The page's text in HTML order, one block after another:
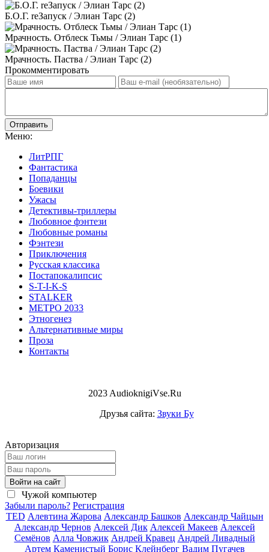
Б.О.Г. reЗапуск / Элиан Тарс (2)
Мрачность. Отблеск Тьмы / Элиан Тарс (1)
Мрачность. Паства / Элиан Тарс (2)
Прокомментировать
Отправить
Меню:
ЛитРПГ
Фантастика
Попаданцы
Боевики
Ужасы
Детективы-триллеры
Любовное фэнтези
Любовные романы
Фэнтези
Приключения
Русская классика
Постапокалипсис
S-T-I-K-S
STALKER
МЕТРО 2033
Этногенез
Альтернативные миры
Проза
Контакты
2023 AudioknigiVse.Ru
Друзья сайта: Звуки Бу
Авторизация
Войти на сайт
Чужой компьютер
Забыли пароль? Регистрация
TED Алевтина Жарова Александр Башков Александр Чайцын
Александр Чернов Алексей Дик Алексей Макеев Алексей
Семёнов Алла Човжик Андрей Кравец Андрей Ливадный
Артем Каменистый Борис Клейнберг Вадим Пугачев